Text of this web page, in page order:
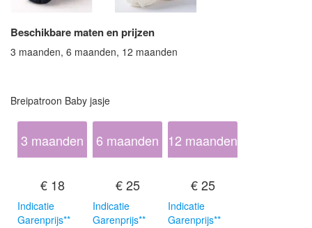
Beschikbare maten en prijzen
3 maanden, 6 maanden, 12 maanden
Breipatroon Baby jasje
3 maanden
€ 18
Indicatie
Garenprijs**
6 maanden
€ 25
Indicatie
Garenprijs**
12 maanden
€ 25
Indicatie
Garenprijs**